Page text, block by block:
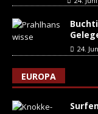
24.
EUROPA